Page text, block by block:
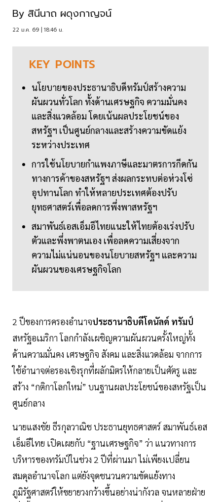
By สินีนาถ ผดุงกาญจน์
22 ม.ค. 69 | 18:46 น.
KEY POINTS
นโยบายของประธานาธิบดีทรัมป์สร้างความ
ผันผวนทั่วโลก ทั้งด้านเศรษฐกิจ ความมั่นคง
และสิ่งแวดล้อม โดยเน้นผลประโยชน์ของ
สหรัฐฯ เป็นศูนย์กลางและสร้างความขัดแย้ง
ระหว่างประเทศ
การใช้นโยบายกำแพงภาษีและมาตรการกีดกัน
ทางการค้าของสหรัฐฯ ส่งผลกระทบต่อห่วงโซ่
อุปทานโลก ทำให้หลายประเทศต้องปรับ
ยุทธศาสตร์เพื่อลดการพึ่งพาสหรัฐฯ
สมาพันธ์เอสเอ็มอีไทยแนะให้ไทยต้องเร่งปรับ
ตัวและพึ่งพาตนเอง เพื่อลดความเสี่ยงจาก
ความไม่แน่นอนของนโยบายสหรัฐฯ และความ
ผันผวนของเศรษฐกิจโลก
2 ปีของการครองอำนาจประธานาธิบดีโดนัลด์ ทรัมป์
สหรัฐอเมริกา โลกกำลังเผชิญความผันผวนครั้งใหญ่ทั้ง
ด้านความมั่นคง เศรษฐกิจ สังคม และสิ่งแวดล้อม จากการ
ใช้อำนาจต่อรองเชิงรุกที่ผลักมิตรให้กลายเป็นศัตรู และ
สร้าง “กติกาโลกใหม่” บนฐานผลประโยชน์ของสหรัฐเป็น
ศูนย์กลาง
นายแสงชัย ธีรกุลวาณิช ประธานยุทธศาสตร์ สมาพันธ์เอส
เอ็มอีไทย เปิดเผยกับ “ฐานเศรษฐกิจ” ว่า แนวทางการ
บริหารของทรัมป์ในช่วง 2 ปีที่ผ่านมา ไม่เพียงเปลี่ยน
สมดุลอำนาจโลก แต่ยังจุดชนวนความขัดแย้งทาง
ภูมิรัฐศาสตร์ให้ขยายวงกว้างขึ้นอย่างน่ากังวล จนหลายฝ่าย